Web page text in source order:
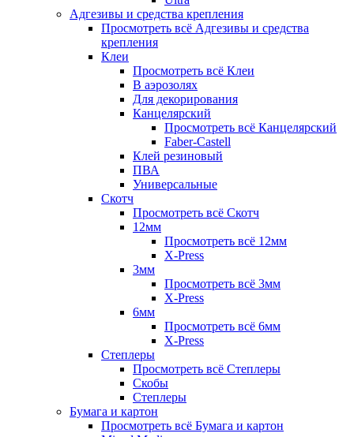
Адгезивы и средства крепления
Просмотреть всё Адгезивы и средства
крепления
Клеи
Просмотреть всё Клеи
В аэрозолях
Для декорирования
Канцелярский
Просмотреть всё Канцелярский
Faber-Castell
Клей резиновый
ПВА
Универсальные
Скотч
Просмотреть всё Скотч
12мм
Просмотреть всё 12мм
X-Press
3мм
Просмотреть всё 3мм
X-Press
6мм
Просмотреть всё 6мм
X-Press
Степлеры
Просмотреть всё Степлеры
Скобы
Степлеры
Бумага и картон
Просмотреть всё Бумага и картон